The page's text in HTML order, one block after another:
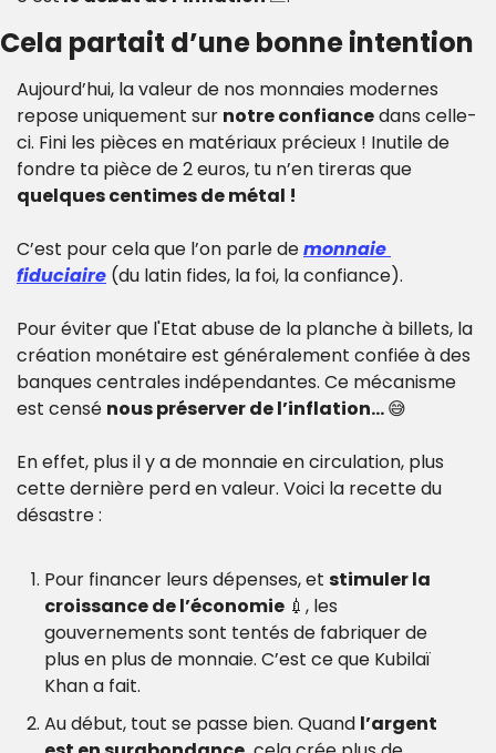
Cela partait d’une bonne intention
Aujourd’hui, la valeur de nos monnaies modernes
repose uniquement sur notre confiance dans celle-
ci. Fini les pièces en matériaux précieux ! Inutile de
quelques centimes de métal !
C’est pour cela que l’on parle de monnaie
fiduciaire (du latin fides, la foi, la confiance).
Pour éviter que l'Etat abuse de la planche à billets, la
création monétaire est généralement confiée à des
banques centrales indépendantes. Ce mécanisme
est censé nous préserver de l’inflation… 😅
En effet, plus il y a de monnaie en circulation, plus
cette dernière perd en valeur. Voici la recette du
désastre :
Pour financer leurs dépenses, et stimuler la
croissance de l’économie 💉 , les
gouvernements sont tentés de fabriquer de
plus en plus de monnaie. C’est ce que Kubilaï
Khan a fait.
Au début, tout se passe bien. Quand l’argent